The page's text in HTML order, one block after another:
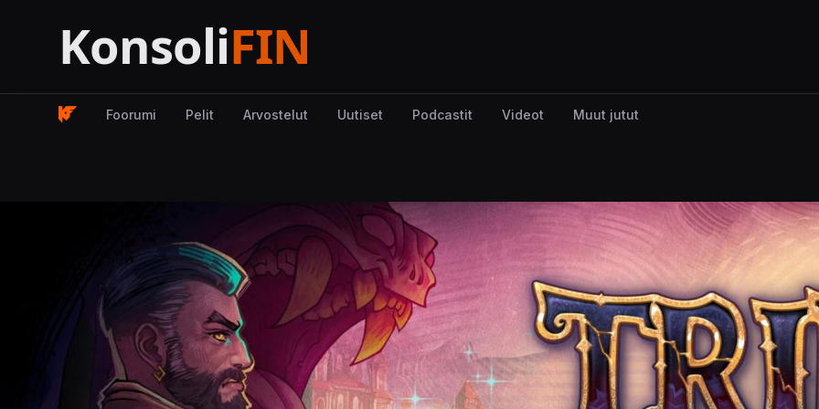
Foorumi Pelit Arvostelut Uutiset Podcastit Videot Muut jutut